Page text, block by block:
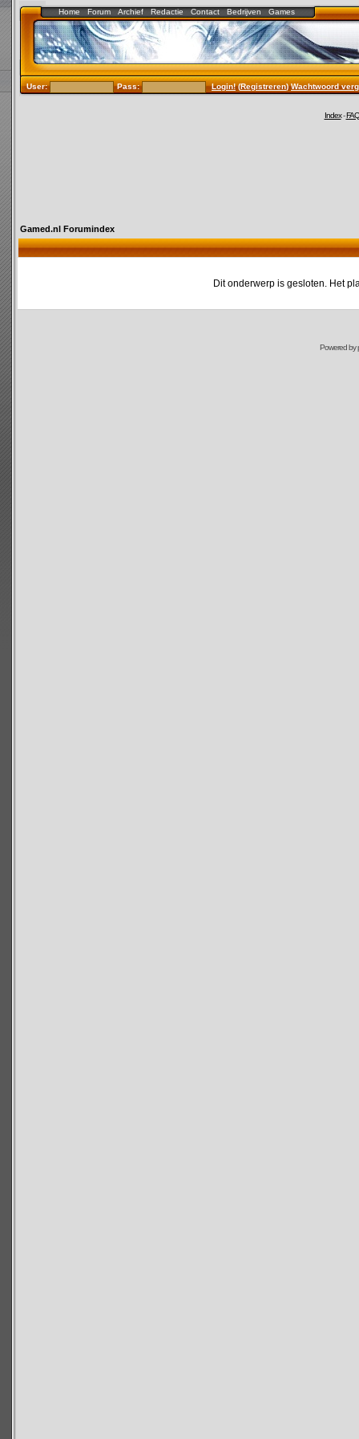
Home Forum Archief Redactie Contact Bedrijven Games
User: Pass: Login!(Registreren)Wachtwoord
Index-FAQ
Gamed.nl Forumindex
Dit onderwerp is gesloten. Het
Powered by